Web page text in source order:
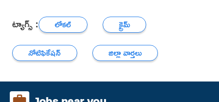
ట్యాగ్స్ : లోకల్
క్రైమ్
నోటిఫికేషన్
జిల్లా వార్తలు